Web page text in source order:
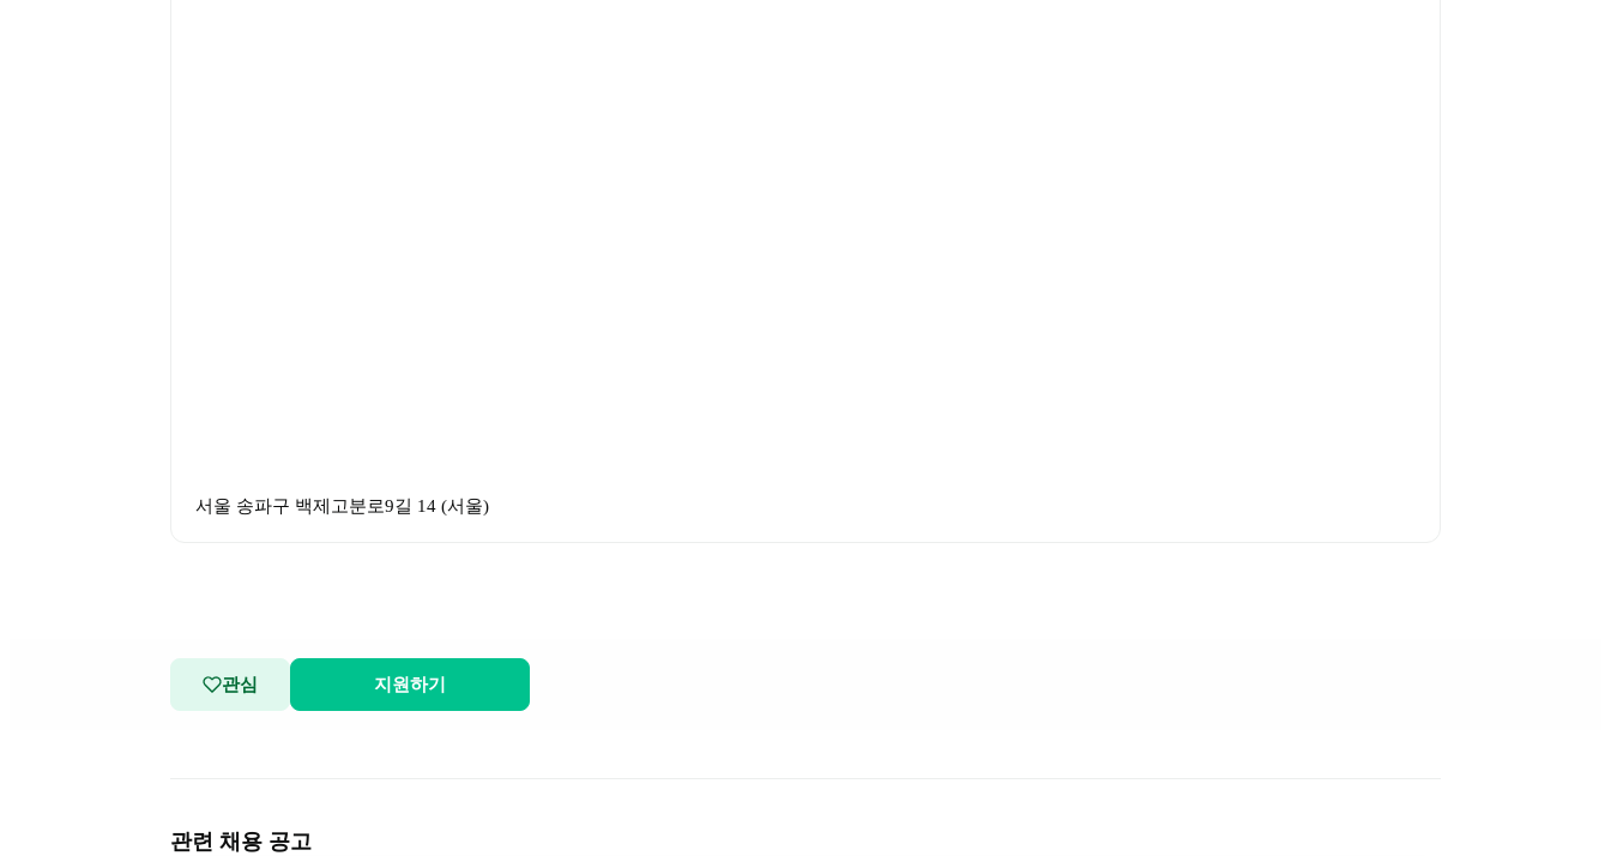
서울 송파구 백제고분로9길 14 (서울)
관심 지원하기
관련 채용 공고